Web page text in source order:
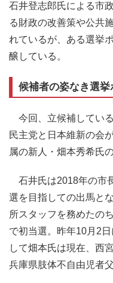
石井登志郎氏による市
る財政の改善策や公共
れているが、ある選挙
醸している。
候補者の姿なき選
今回、立候補してい
民主党と日本維新の会
属の新人・畑本秀希氏
石井氏は2018年の市
選を目指しての出馬と
所スタッフを務めたの
で初当選。昨年10月2
して畑本氏は現在、西
兵庫県肢体不自由児者